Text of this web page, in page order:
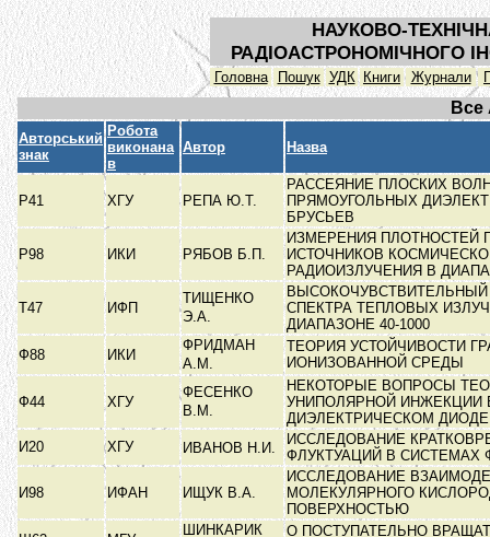
НАУКОВО-
РАДІОАСТРОНОМІЧНОГО
Головна Пошук УДК Книги Журнали
Все
Авторський
знак
Робота
виконана
в
Автор Назва
Р41 ХГУ РЕПА Ю.Т.
РАССЕЯНИЕ ПЛОСКИХ
ПРЯМОУГОЛЬНЫХ
БРУСЬЕВ
Р98 ИКИ РЯБОВ Б.П.
ИЗМЕРЕНИЯ ПЛОТНОСТЕЙ
ИСТОЧНИКОВ
РАДИОИЗЛУЧЕНИЯ В
Т47 ИФП
ТИЩЕНКО
Э.А.
ВЫСОКОЧУВСТВИТЕЛЬНЫЙ
СПЕКТРА ТЕПЛОВЫХ
ДИАПАЗОНЕ 40-1000
Ф88
ИКИ
ФРИДМАН
А.М.
ТЕОРИЯ УСТОЙЧИВОСТИ
ИОНИЗОВАННОЙ СРЕДЫ
Ф44 ХГУ
ФЕСЕНКО
В.М.
НЕКОТОРЫЕ ВОПРОСЫ
УНИПОЛЯРНОЙ ИНЖЕКЦИИ
ДИЭЛЕКТРИЧЕСКОМ
И20
ХГУ ИВАНОВ Н.И.
ИССЛЕДОВАНИЕ
ФЛУКТУАЦИЙ В
И98 ИФАН ИЩУК В.А.
ИССЛЕДОВАНИЕ
МОЛЕКУЛЯРНОГО
ПОВЕРХНОСТЬЮ
ШИНКАРИК
О ПОСТУПАТЕЛЬНО